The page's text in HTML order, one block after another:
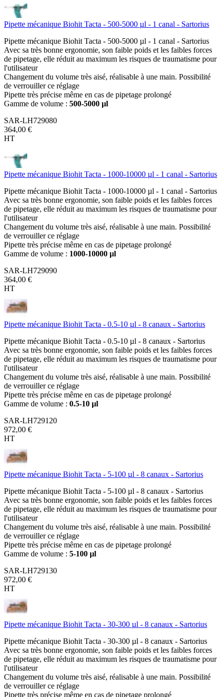
Pipette mécanique Biohit Tacta - 500-5000 µl - 1 canal - Sartorius
Pipette mécanique Biohit Tacta - 500-5000 µl - 1 canal - Sartorius
Avec sa très bonne ergonomie, son faible poids et les faibles forces
de pipetage, elle réduit au maximum les risques de traumatisme pour
l'utilisateur
Changement du volume très aisé, réalisable à une main. Possibilité
de verrouiller ce réglage
Pipette très précise même en cas de pipetage prolongé
Gamme de volume : 500-5000 µl
SAR-LH729080
364,00 €
HT
Pipette mécanique Biohit Tacta - 1000-10000 µl - 1 canal - Sartorius
Pipette mécanique Biohit Tacta - 1000-10000 µl - 1 canal - Sartorius
Avec sa très bonne ergonomie, son faible poids et les faibles forces
de pipetage, elle réduit au maximum les risques de traumatisme pour
l'utilisateur
Changement du volume très aisé, réalisable à une main. Possibilité
de verrouiller ce réglage
Pipette très précise même en cas de pipetage prolongé
Gamme de volume : 1000-10000 µl
SAR-LH729090
364,00 €
HT
Pipette mécanique Biohit Tacta - 0.5-10 µl - 8 canaux - Sartorius
Pipette mécanique Biohit Tacta - 0.5-10 µl - 8 canaux - Sartorius
Avec sa très bonne ergonomie, son faible poids et les faibles forces
de pipetage, elle réduit au maximum les risques de traumatisme pour
l'utilisateur
Changement du volume très aisé, réalisable à une main. Possibilité
de verrouiller ce réglage
Pipette très précise même en cas de pipetage prolongé
Gamme de volume : 0.5-10 µl
SAR-LH729120
972,00 €
HT
Pipette mécanique Biohit Tacta - 5-100 µl - 8 canaux - Sartorius
Pipette mécanique Biohit Tacta - 5-100 µl - 8 canaux - Sartorius
Avec sa très bonne ergonomie, son faible poids et les faibles forces
de pipetage, elle réduit au maximum les risques de traumatisme pour
l'utilisateur
Changement du volume très aisé, réalisable à une main. Possibilité
de verrouiller ce réglage
Pipette très précise même en cas de pipetage prolongé
Gamme de volume : 5-100 µl
SAR-LH729130
972,00 €
HT
Pipette mécanique Biohit Tacta - 30-300 µl - 8 canaux - Sartorius
Pipette mécanique Biohit Tacta - 30-300 µl - 8 canaux - Sartorius
Avec sa très bonne ergonomie, son faible poids et les faibles forces
de pipetage, elle réduit au maximum les risques de traumatisme pour
l'utilisateur
Changement du volume très aisé, réalisable à une main. Possibilité
de verrouiller ce réglage
Pipette très précise même en cas de pipetage prolongé